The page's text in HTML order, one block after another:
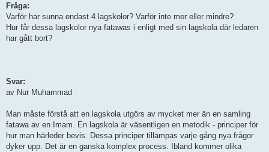
s
Fråga:
Varför har sunna endast 4 lagskolor? Varför inte mer eller mindre?
Hur får dessa lagskolor nya fatawas i enligt med sin lagskola där ledaren
har gått bort?
Svar:
av Nur Muhammad
Man måste förstå att en lagskola utgörs av mycket mer än en samling
fatawa av en Imam. En lagskola är väsentligen en metodik - principer för
hur man härleder bevis. Dessa principer tillämpas varje gång nya frågor
dyker upp. Det är en ganska komplex process. Ibland kommer olika